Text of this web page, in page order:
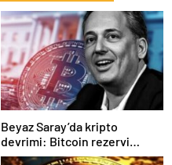
Beyaz Saray’da kripto
devrimi: Bitcoin rezervi
gerçek olabilir mi?